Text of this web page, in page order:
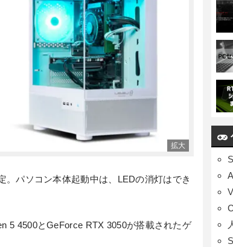
。パソコン本体起動中は、LEDの消灯はでき
5 4500とGeForce RTX 3050が搭載されたゲ